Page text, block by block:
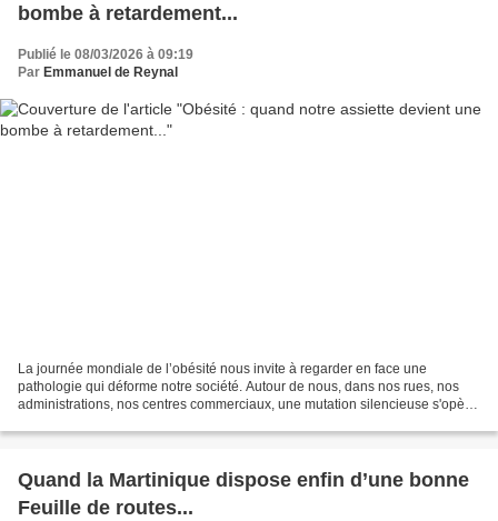
bombe à retardement...
Publié le 08/03/2026 à 09:19
Par Emmanuel de Reynal
La journée mondiale de l’obésité nous invite à regarder en face une
pathologie qui déforme notre société. Autour de nous, dans nos rues, nos
administrations, nos centres commerciaux, une mutation silencieuse s'opère.
Quand la Martinique dispose enfin d’une bonne
Feuille de routes...